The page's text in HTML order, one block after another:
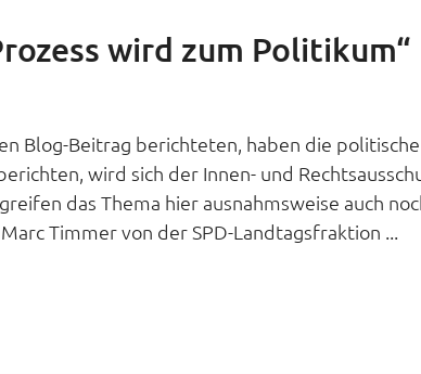
wird zum Politikum“
Blog-Beitrag berichteten, haben die politische
wird sich der Innen- und
das Thema hier ausnahmsweise auch
Timmer von der SPD-Landtagsfraktion ...